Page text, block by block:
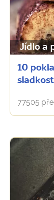
Jídlo a
10
77505